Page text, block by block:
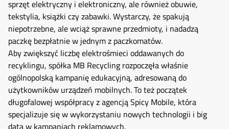
sprzęt elektryczny i elektroniczny, ale również obuwie,
tekstylia, książki czy zabawki. Wystarczy, że spakują
niepotrzebne, ale wciąż sprawne przedmioty, i nadadzą
paczkę bezpłatnie w jednym z paczkomatów.
Aby zwiększyć liczbę elektrośmieci oddawanych do
recyklingu, spółka MB Recycling rozpoczęła właśnie
ogólnopolską kampanię edukacyjną, adresowaną do
użytkowników urządzeń mobilnych. To też początek
długofalowej współpracy z agencją Spicy Mobile, która
specjalizuje się w wykorzystaniu nowych technologii i big